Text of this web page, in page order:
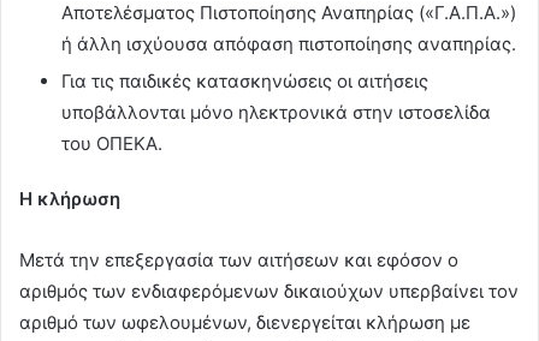
Αποτελέσματος Πιστοποίησης Αναπηρίας («Γ.Α.Π.Α.»)
ή άλλη ισχύουσα απόφαση πιστοποίησης αναπηρίας.
Για τις παιδικές κατασκηνώσεις οι αιτήσεις
υποβάλλονται μόνο ηλεκτρονικά στην ιστοσελίδα
του ΟΠΕΚΑ.
Η κλήρωση
Μετά την επεξεργασία των αιτήσεων και εφόσον ο
αριθμός των ενδιαφερόμενων δικαιούχων υπερβαίνει τον
αριθμό των ωφελουμένων, διενεργείται κλήρωση με